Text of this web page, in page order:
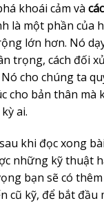
khoái cảm và
là một phần của
lớn hơn. Nó
trọng, cách đối
cho chúng ta
cho bản thân mà
ai.
khi đọc xong
những kỹ thuật
bạn sẽ có
cũ kỹ, để bắt đầu